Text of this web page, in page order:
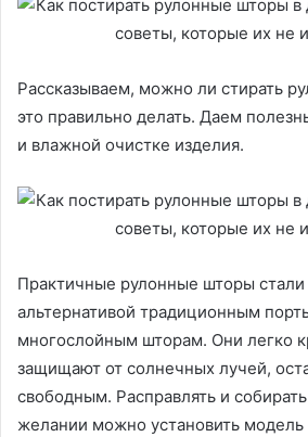
Рассказываем, можно ли стирать
это правильно делать. Даем
и влажной очистке изделия.
Практичные рулонные шторы стали
альтернативой традиционным
многослойным шторам. Они легко
защищают от солнечных лучей,
свободным. Расправлять и
желании можно установить